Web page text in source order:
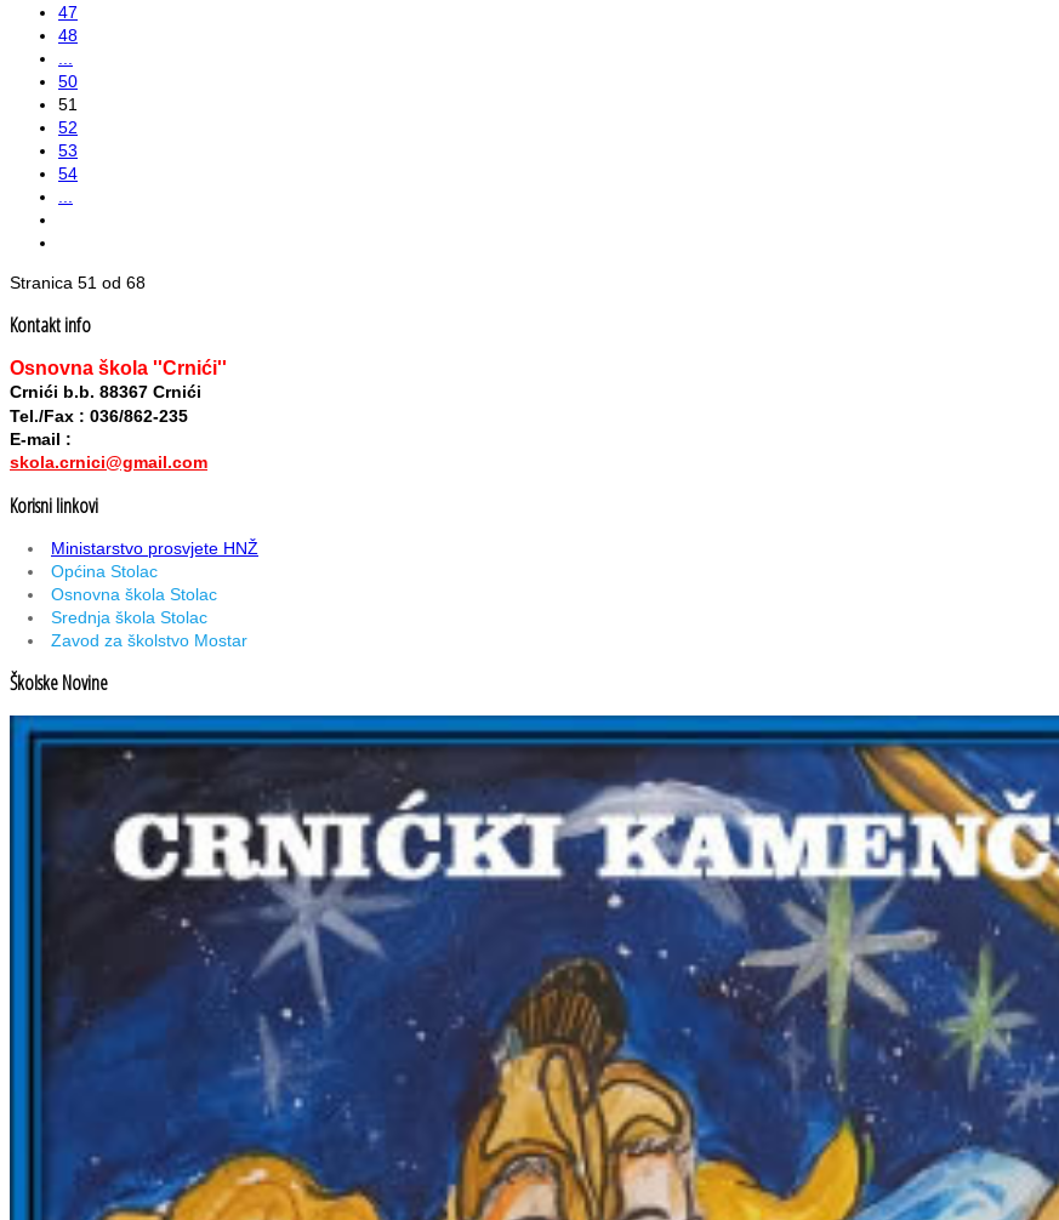
47
48
50
51
52
53
54
Stranica 51 od 68
Kontakt info
Osnovna škola ''Crnići''
Crnići b.b. 88367 Crnići
Tel./Fax : 036/862-235
E-mail :
skola.crnici@gmail.com
Korisni linkovi
Ministarstvo prosvjete HNŽ
Općina Stolac
Osnovna škola Stolac
Srednja škola Stolac
Zavod za školstvo Mostar
Školske Novine